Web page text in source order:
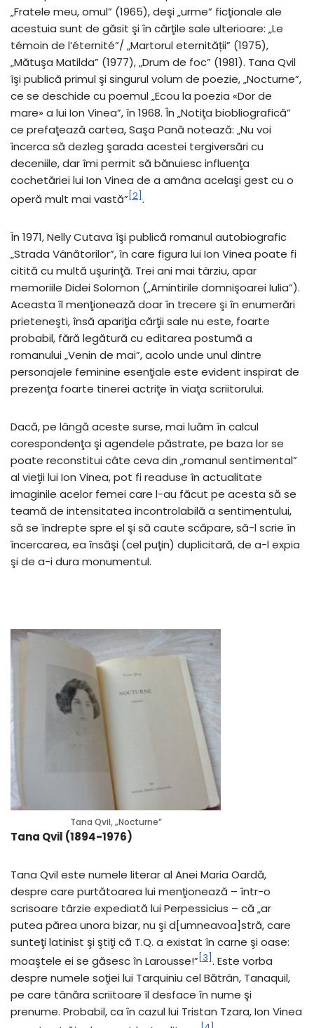
„Fratele meu, omul” (1965), deşi „urme” ficţionale ale
acestuia sunt de găsit şi în cărţile sale ulterioare: „Le
témoin de l’éternité”/ „Martorul eternității” (1975),
„Mătuşa Matilda” (1977), „Drum de foc” (1981). Tana Qvil
îşi publică primul şi singurul volum de poezie, „Nocturne”,
ce se deschide cu poemul „Ecou la poezia «Dor de
mare» a lui Ion Vinea”, în 1968. În „Notiţa biobliografică”
ce prefaţează cartea, Saşa Pană notează: „Nu voi
încerca să dezleg şarada acestei tergiversări cu
deceniile, dar îmi permit să bănuiesc influenţa
cochetăriei lui Ion Vinea de a amâna acelaşi gest cu o
operă mult mai vastă” [2] .
În 1971, Nelly Cutava îşi publică romanul autobiografic
„Strada Vânătorilor”, în care figura lui Ion Vinea poate fi
citită cu multă uşurinţă. Trei ani mai târziu, apar
memoriile Didei Solomon („Amintirile domnişoarei Iulia”).
Aceasta îl menţionează doar în trecere şi în enumerări
prieteneşti, însă apariţia cărţii sale nu este, foarte
probabil, fără legătură cu editarea postumă a
romanului „Venin de mai”, acolo unde unul dintre
personajele feminine esenţiale este evident inspirat de
prezenţa foarte tinerei actriţe în viaţa scriitorului.
Dacă, pe lângă aceste surse, mai luăm în calcul
corespondenţa şi agendele păstrate, pe baza lor se
poate reconstitui câte ceva din „romanul sentimental”
al vieţii lui Ion Vinea, pot fi readuse în actualitate
imaginile acelor femei care l-au făcut pe acesta să se
teamă de intensitatea incontrolabilă a sentimentului,
să se îndrepte spre el şi să caute scăpare, să-l scrie în
încercarea, ea însăşi (cel puţin) duplicitară, de a-l expia
şi de a-i dura monumentul.
Tana Qvil, „Nocturne”
Tana Qvil (1894-1976)
Tana Qvil este numele literar al Anei Maria Oardă,
despre care purtătoarea lui menţionează – într-o
scrisoare târzie expediată lui Perpessicius – că „ar
putea părea unora bizar, nu şi d[umneavoa]stră, care
sunteţi latinist şi ştiţi că T.Q. a existat în carne şi oase:
moaştele ei se găsesc în Larousse!” [3] . Este vorba
despre numele soţiei lui Tarquiniu cel Bătrân, Tanaquil,
pe care tânăra scriitoare îl desface în nume şi
prenume. Probabil, ca în cazul lui Tristan Tzara, Ion Vinea